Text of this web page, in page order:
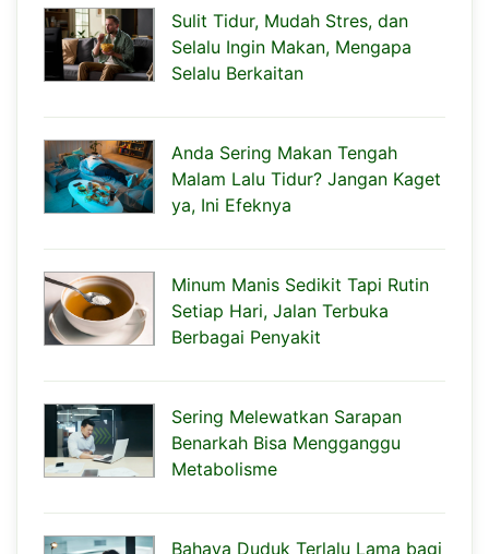
Sulit Tidur, Mudah Stres, dan
Selalu Ingin Makan, Mengapa
Selalu Berkaitan
Anda Sering Makan Tengah
Malam Lalu Tidur? Jangan Kaget
ya, Ini Efeknya
Minum Manis Sedikit Tapi Rutin
Setiap Hari, Jalan Terbuka
Berbagai Penyakit
Sering Melewatkan Sarapan
Benarkah Bisa Mengganggu
Metabolisme
Bahaya Duduk Terlalu Lama bagi